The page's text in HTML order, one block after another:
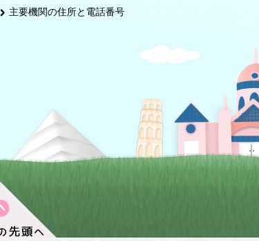
主要機関の住所と電話番号